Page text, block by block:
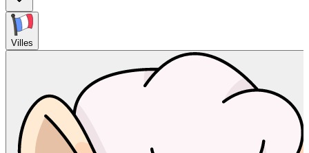
Villes